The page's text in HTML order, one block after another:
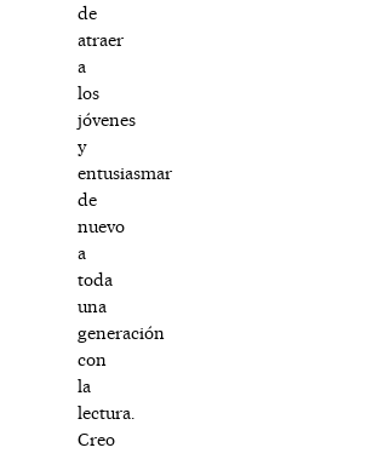
de
atraer
a
los
jóvenes
y
entusiasmar
de
nuevo
a
toda
una
generación
con
la
lectura.
Creo